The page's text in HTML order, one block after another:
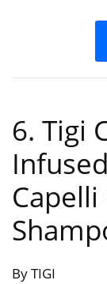
6. Tigi
By TIGI